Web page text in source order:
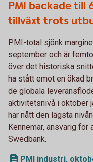
PMI backade
tillväxt trots
PMI-total sjönk
september och är
över det historiska
ha stått emot en ökad
de globala
aktivitetsnivå i oktober
har nått den lägsta
Kennemar, ansvarig
Swedbank.
PMI industri,